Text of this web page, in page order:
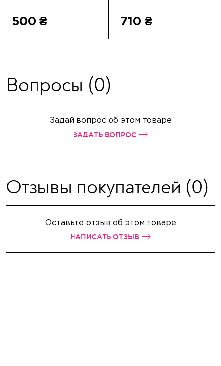
500 ₴ 710 ₴
Вопросы (0)
Задай вопрос об этом товаре
ЗАДАТЬ ВОПРОС
Отзывы покупателей (0)
Оставьте отзыв об этом товаре
НАПИСАТЬ ОТЗЫВ